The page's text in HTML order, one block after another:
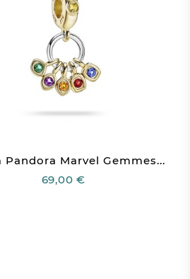
Pandora Marvel Gemmes...
69,00 €